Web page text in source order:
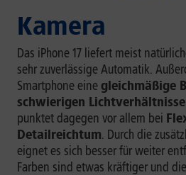
Kamera
Das iPhone 17 liefert meist
sehr zuverlässige Automatik.
Smartphone einegleichmäßige
schwierigen
punktet dagegen vor allem bei
Detailreichtum. Durch die
eignet es sich besser für weiter
Farben sind etwas kräftiger und